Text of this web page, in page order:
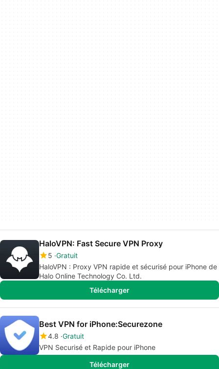
HaloVPN: Fast Secure VPN Proxy
5 Gratuit
HaloVPN : Proxy VPN rapide et sécurisé pour iPhone de
Halo Online Technology Co. Ltd.
Télécharger
Best VPN for iPhone:Securezone
4.8 Gratuit
VPN Securisé et Rapide pour iPhone
Télécharger